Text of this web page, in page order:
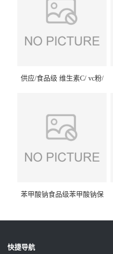
供应/食品级 维生素C/ vc粉/
苯甲酸钠食品级苯甲酸钠保
快捷导航